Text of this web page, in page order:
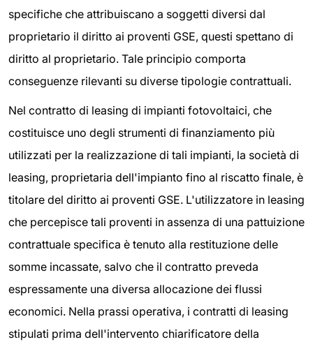
specifiche che attribuiscano a soggetti diversi dal
proprietario il diritto ai proventi GSE, questi spettano di
diritto al proprietario. Tale principio comporta
conseguenze rilevanti su diverse tipologie contrattuali.
Nel contratto di leasing di impianti fotovoltaici, che
costituisce uno degli strumenti di finanziamento più
utilizzati per la realizzazione di tali impianti, la società di
leasing, proprietaria dell'impianto fino al riscatto finale, è
titolare del diritto ai proventi GSE. L'utilizzatore in leasing
che percepisce tali proventi in assenza di una pattuizione
contrattuale specifica è tenuto alla restituzione delle
somme incassate, salvo che il contratto preveda
espressamente una diversa allocazione dei flussi
economici. Nella prassi operativa, i contratti di leasing
stipulati prima dell'intervento chiarificatore della